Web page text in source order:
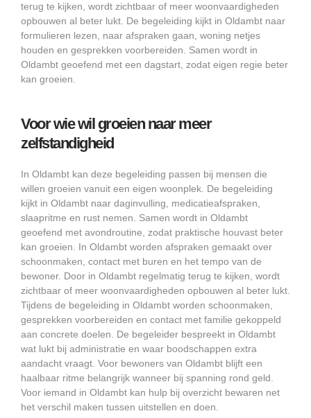
terug te kijken, wordt zichtbaar of meer woonvaardigheden
opbouwen al beter lukt. De begeleiding kijkt in Oldambt naar
formulieren lezen, naar afspraken gaan, woning netjes
houden en gesprekken voorbereiden. Samen wordt in
Oldambt geoefend met een dagstart, zodat eigen regie beter
kan groeien.
Voor wie wil groeien naar meer
zelfstandigheid
In Oldambt kan deze begeleiding passen bij mensen die
willen groeien vanuit een eigen woonplek. De begeleiding
kijkt in Oldambt naar daginvulling, medicatieafspraken,
slaapritme en rust nemen. Samen wordt in Oldambt
geoefend met avondroutine, zodat praktische houvast beter
kan groeien. In Oldambt worden afspraken gemaakt over
schoonmaken, contact met buren en het tempo van de
bewoner. Door in Oldambt regelmatig terug te kijken, wordt
zichtbaar of meer woonvaardigheden opbouwen al beter lukt.
Tijdens de begeleiding in Oldambt worden schoonmaken,
gesprekken voorbereiden en contact met familie gekoppeld
aan concrete doelen. De begeleider bespreekt in Oldambt
wat lukt bij administratie en waar boodschappen extra
aandacht vraagt. Voor bewoners van Oldambt blijft een
haalbaar ritme belangrijk wanneer bij spanning rond geld.
Voor iemand in Oldambt kan hulp bij overzicht bewaren net
het verschil maken tussen uitstellen en doen.